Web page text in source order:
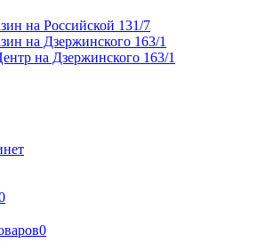
на Российской 131/7
на Дзержинского 163/1
на Дзержинского 163/1
0